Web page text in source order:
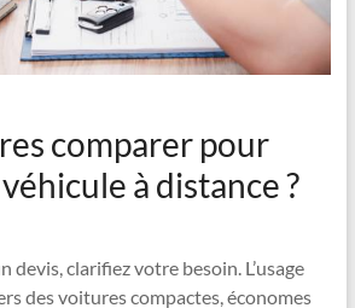
comparer pour
à distance ?
devis, clarifiez votre besoin. L’usage
des voitures compactes, économes